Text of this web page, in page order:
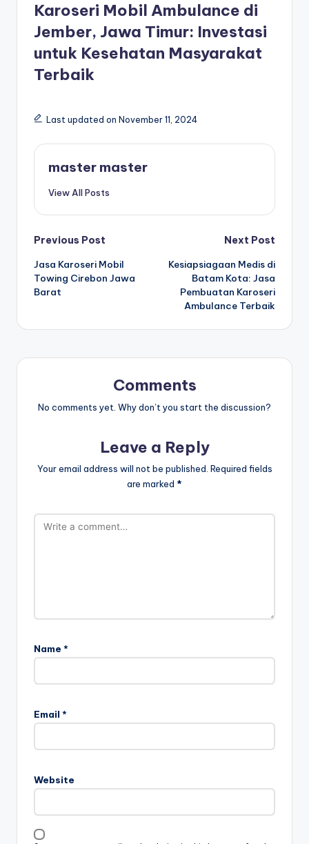
Karoseri Mobil Ambulance di
Jember, Jawa Timur: Investasi
untuk Kesehatan Masyarakat
Terbaik
Last updated on November 11, 2024
master master
View All Posts
Post
navigation
Previous Post
Jasa Karoseri Mobil
Towing Cirebon Jawa
Barat
Next Post
Kesiapsiagaan Medis di
Batam Kota: Jasa
Pembuatan Karoseri
Ambulance Terbaik
Comments
No comments yet. Why don’t you start the discussion?
Leave a Reply
Your email address will not be published. Required fields
are marked *
Name *
Email *
Website